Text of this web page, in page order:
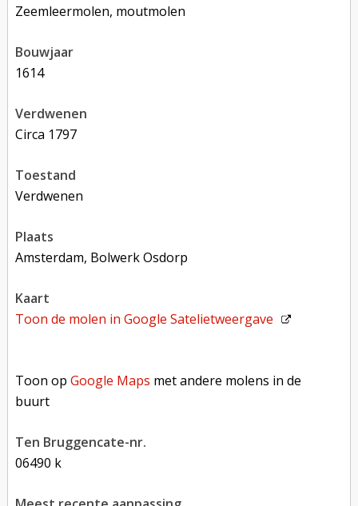
zeemleermolen, moutmolen
bouwjaar
1614
verdwenen
circa 1797
toestand
verdwenen
plaats
Amsterdam, Bolwerk Osdorp
kaart
Toon de molen inGoogle Satelietweergave
Toon opGoogle Maps met andere molens in de
buurt
Ten Bruggencate-nr.
06490 k